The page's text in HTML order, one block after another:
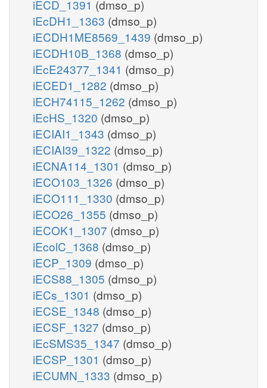
iECD_1391 (dmso_p)
iEcDH1_1363 (dmso_p)
iECDH1ME8569_1439 (dmso_p)
iECDH10B_1368 (dmso_p)
iEcE24377_1341 (dmso_p)
iECED1_1282 (dmso_p)
iECH74115_1262 (dmso_p)
iEcHS_1320 (dmso_p)
iECIAI1_1343 (dmso_p)
iECIAI39_1322 (dmso_p)
iECNA114_1301 (dmso_p)
iECO103_1326 (dmso_p)
iECO111_1330 (dmso_p)
iECO26_1355 (dmso_p)
iECOK1_1307 (dmso_p)
iEcolC_1368 (dmso_p)
iECP_1309 (dmso_p)
iECS88_1305 (dmso_p)
iECs_1301 (dmso_p)
iECSE_1348 (dmso_p)
iECSF_1327 (dmso_p)
iEcSMS35_1347 (dmso_p)
iECSP_1301 (dmso_p)
iECUMN_1333 (dmso_p)